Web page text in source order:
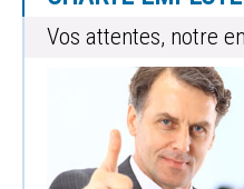
Vos attentes, notre